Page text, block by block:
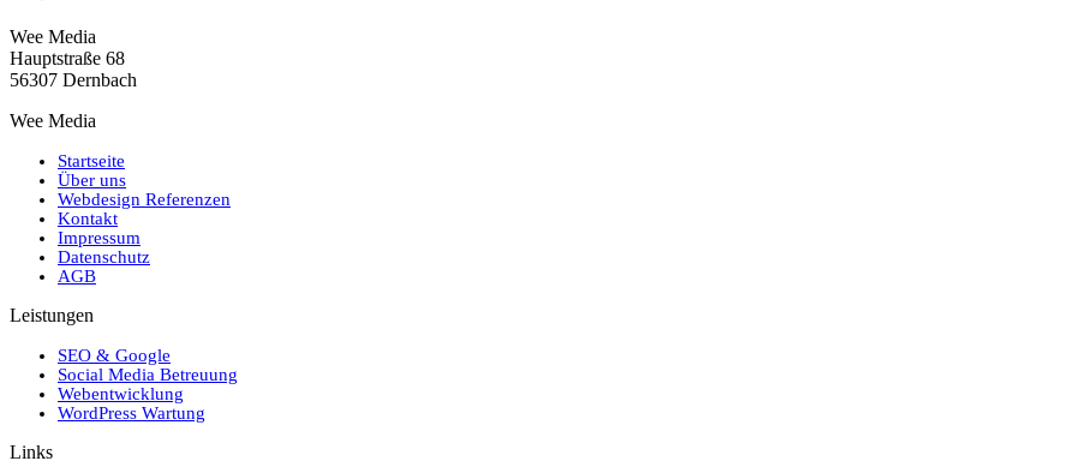
Wee Media
Hauptstraße 68
56307 Dernbach
Wee Media
Startseite
Über uns
Webdesign Referenzen
Kontakt
Impressum
Datenschutz
AGB
Leistungen
SEO & Google
Social Media Betreuung
Webentwicklung
WordPress Wartung
Links